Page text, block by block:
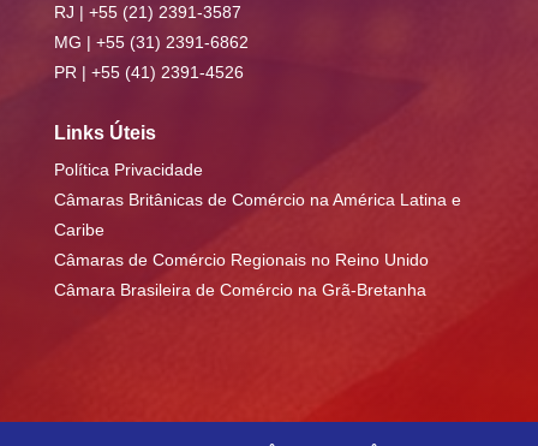
RJ | +55 (21) 2391-3587
MG | +55 (31) 2391-6862
PR | +55 (41) 2391-4526
Links Úteis
Política Privacidade
Câmaras Britânicas de Comércio na América Latina e
Caribe
Câmaras de Comércio Regionais no Reino Unido
Câmara Brasileira de Comércio na Grã-Bretanha